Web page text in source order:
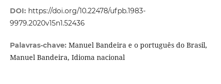
DOI: https://doi.org/10.22478/ufpb.1983-
9979.2020v15n1.52436
Palavras-chave: Manuel Bandeira e o português do Brasil,
Manuel Bandeira, Idioma nacional